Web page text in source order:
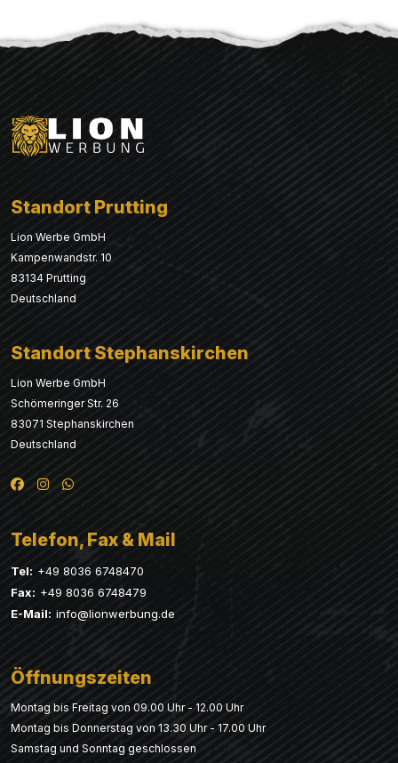
Standort Prutting
Lion Werbe GmbH
Kampenwandstr. 10
83134 Prutting
Deutschland
Standort Stephanskirchen
Lion Werbe GmbH
Schömeringer Str. 26
83071 Stephanskirchen
Deutschland
Telefon, Fax & Mail
Tel: +49 8036 6748470
Fax: +49 8036 6748479
E-Mail: info@lionwerbung.de
Öffnungszeiten
Montag bis Freitag von 09.00 Uhr - 12.00 Uhr
Montag bis Donnerstag von 13.30 Uhr - 17.00 Uhr
Samstag und Sonntag geschlossen